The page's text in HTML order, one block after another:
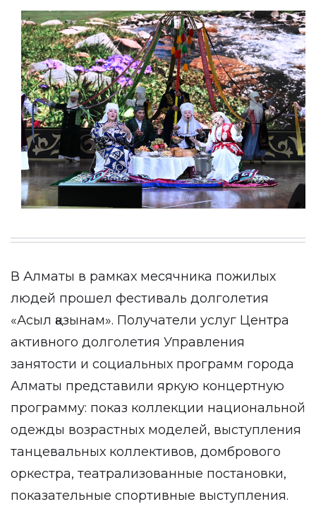
В Алматы в рамках месячника пожилых
людей прошел фестиваль долголетия
«Асыл қазынам». Получатели услуг Центра
активного долголетия Управления
занятости и социальных программ города
Алматы представили яркую концертную
программу: показ коллекции национальной
одежды возрастных моделей, выступления
танцевальных коллективов, домбрового
оркестра, театрализованные постановки,
показательные спортивные выступления.